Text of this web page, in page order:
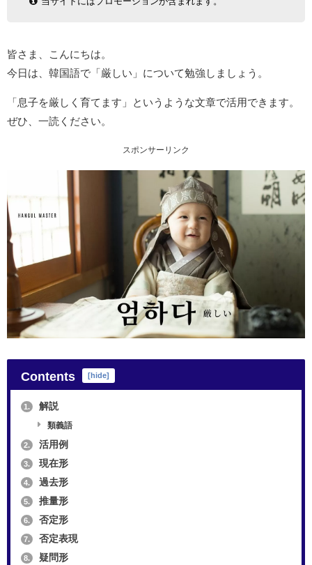
皆さま、こんにちは。
今日は、韓国語で「厳しい」について勉強しましょう。
「息子を厳しく育てます」というような文章で活用できます。
ぜひ、一読ください。
スポンサーリンク
Contents [hide]
1. 解説
類義語
2. 活用例
3. 現在形
4. 過去形
5. 推量形
6. 否定形
7. 否定表現
8. 疑問形